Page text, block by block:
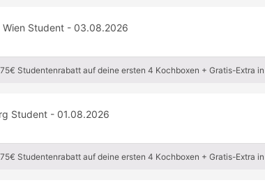
Wien Student - 03.08.2026
Studentenrabatt auf deine ersten 4 Kochboxen + Gratis-Extra
Student - 01.08.2026
Studentenrabatt auf deine ersten 4 Kochboxen + Gratis-Extra